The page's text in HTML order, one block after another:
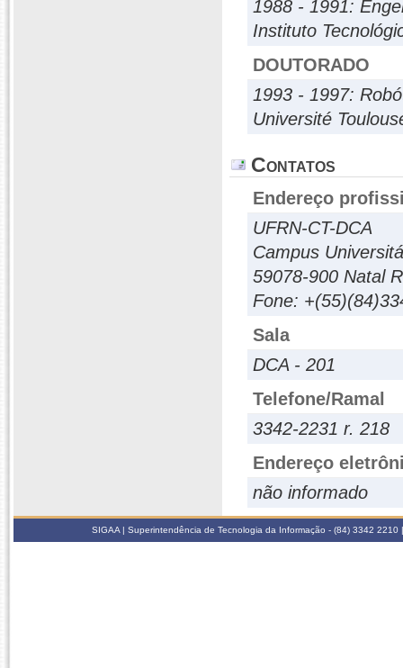
1988 - 1991:
Instituto
DOUTORADO
1993 - 1997:
Université
Contatos
Endereço
UFRN-CT-DCA
Campus
59078-900 Natal
Fone:
Sala
DCA - 201
Telefone/Ramal
3342-2231 r. 218
Endereço
não informado
SIGAA | Superintendência de Tecnologia da Informação - (84) 3342